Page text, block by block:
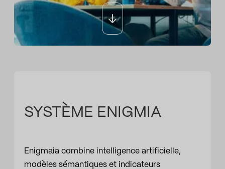
SYSTÈME ENIGMIA
Enigmaia combine intelligence artificielle,
modèles sémantiques et indicateurs